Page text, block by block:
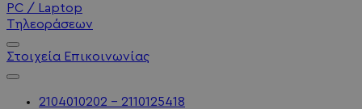
PC / Laptop
Τηλεοράσεων
Στοιχεία Επικοινωνίας
2104010202 - 2110125418